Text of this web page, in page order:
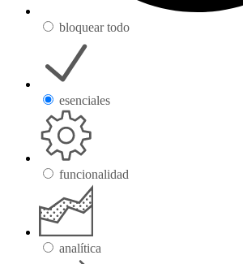
bloquear todo
esenciales
funcionalidad
analítica